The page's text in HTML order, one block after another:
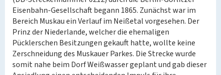
Eisenbahn-Gesellschaft begann 1865. Zunächst war im
Bereich Muskau ein Verlauf im Neißetal vorgesehen. Der
Prinz der Niederlande, welcher die ehemaligen
Pücklerschen Besitzungen gekauft hatte, wollte keine
Zerschneidung des Muskauer Parkes. Die Strecke wurde
somit nahe beim Dorf Weißwasser geplant und gab dieser